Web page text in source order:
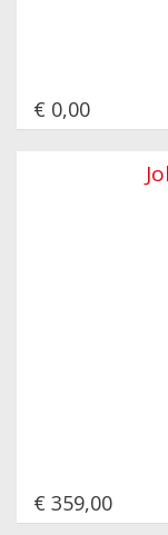
€ 0,00
€ 359,00